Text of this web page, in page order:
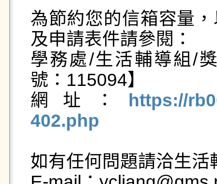
為節約您的信箱容量
及申請表件請參閱：
學務處/生活輔導組/
號：115094】
網址：
https://
402.php
如有任何問題請洽生